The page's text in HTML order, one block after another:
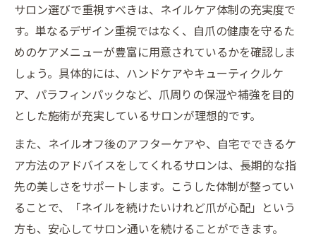
サロン選びで重視すべきは、ネイルケア体制の充実度で
す。単なるデザイン重視ではなく、自爪の健康を守るた
めのケアメニューが豊富に用意されているかを確認しま
しょう。具体的には、ハンドケアやキューティクルケ
ア、パラフィンパックなど、爪周りの保湿や補強を目的
とした施術が充実しているサロンが理想的です。
また、ネイルオフ後のアフターケアや、自宅でできるケ
ア方法のアドバイスをしてくれるサロンは、長期的な指
先の美しさをサポートします。こうした体制が整ってい
ることで、「ネイルを続けたいけれど爪が心配」という
方も、安心してサロン通いを続けることができます。